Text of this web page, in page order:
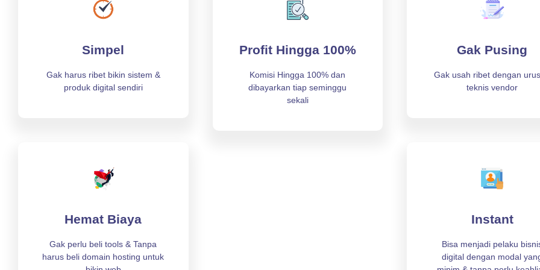
Simpel
Gak harus ribet bikin sistem &
produk digital sendiri
Hemat Biaya
Gak perlu beli tools & Tanpa
harus beli domain hosting untuk
Profit Hingga 100%
Komisi Hingga 100% dan
dibayarkan tiap seminggu
sekali
Gak Pusing
Gak usah ribet dengan
teknis vendor
Instant
Bisa menjadi pelaku
digital dengan modal